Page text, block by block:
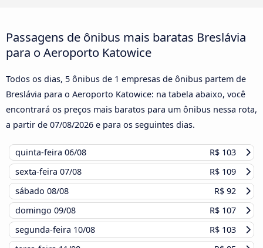
Passagens de ônibus mais baratas Breslávia
para o Aeroporto Katowice
Todos os dias, 5 ônibus de 1 empresas de ônibus partem de
Breslávia para o Aeroporto Katowice: na tabela abaixo, você
encontrará os preços mais baratos para um ônibus nessa rota,
a partir de 07/08/2026 e para os seguintes dias.
quinta-feira 06/08
R$ 103
sexta-feira 07/08
R$ 109
sábado 08/08
R$ 92
domingo 09/08
R$ 107
segunda-feira 10/08
R$ 103